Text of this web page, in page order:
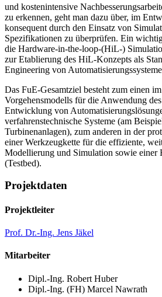
und kostenintensive
zu erkennen, geht man dazu über, im
konsequent durch den Einsatz von
Spezifikationen zu überprüfen. Ein
die Hardware-in-the-loop-(HiL-)
zur Etablierung des HiL-Konzepts als
Engineering von
Das FuE-Gesamtziel besteht zum einen
Vorgehensmodells für die Anwendung
Entwicklung von
verfahrenstechnische Systeme (am
Turbinenanlagen), zum anderen in der
einer Werkzeugkette für die effiziente,
Modellierung und Simulation sowie einer
(Testbed).
Projektdaten
Projektleiter
Prof. Dr.-Ing. Jens Jäkel
Mitarbeiter
Dipl.-Ing. Robert Huber
Dipl.-Ing. (FH) Marcel Nawrath